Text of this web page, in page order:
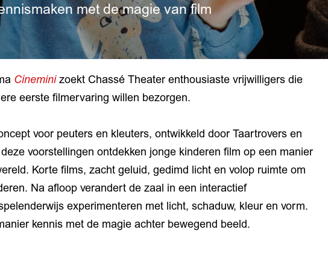
met de magie van film
Cineminizoekt Chassé Theater enthousiaste vrijwilligers die
eerste filmervaring willen bezorgen.
voor peuters en kleuters, ontwikkeld door Taartrovers en
voorstellingen ontdekken jonge kinderen film op een manier
Korte films, zacht geluid, gedimd licht en volop ruimte om
Na afloop verandert de zaal in een interactief
experimenteren met licht, schaduw, kleur en vorm.
kennis met de magie achter bewegend beeld.